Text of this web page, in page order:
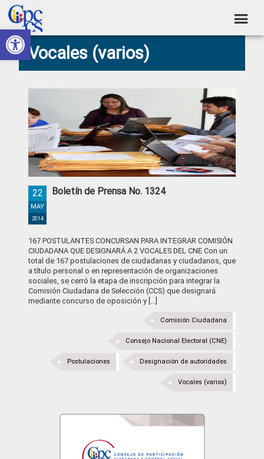
Abrir barra de herramientas
Skip
to
primary
navigation
Skip
to
main
content
Skip
to
primary
sidebar
Skip
to
footer
Consejo
de
Control
Social
Construyendo
Poder
Ciudadano
Vocales (varios)
Boletín de Prensa No. 1324
22
MAY
2014
167 POSTULANTES CONCURSAN PARA INTEGRAR COMISIÓN
CIUDADANA QUE DESIGNARÁ A 2 VOCALES DEL CNE Con un
total de 167 postulaciones de ciudadanas y ciudadanos, que
a título personal o en representación de organizaciones
sociales, se cerró la etapa de inscripción para integrar la
Comisión Ciudadana de Selección (CCS) que designará
mediante concurso de oposición y [...]
Comisión Ciudadana
Consejo Nacional Electoral (CNE)
Designación de autoridades
Postulaciones
Vocales (varios)